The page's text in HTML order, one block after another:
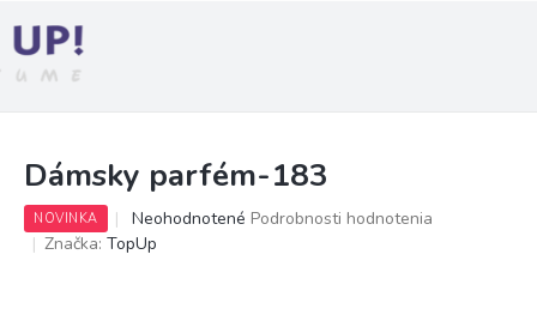
Dámsky parfém-183
NOVINKA
Priemerné
hodnotenie
Neohodnotené Podrobnosti hodnotenia
Značka: TopUp